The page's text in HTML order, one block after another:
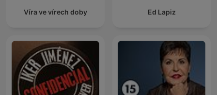
Víra ve vírech doby Ed Lapiz